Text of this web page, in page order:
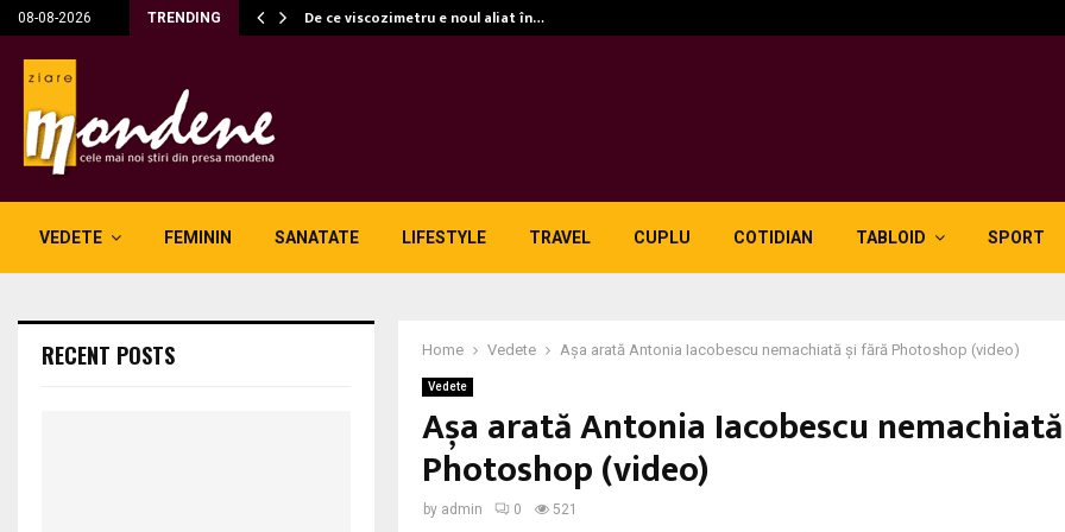
08-08-2026 TRENDING De ce viscozimetru e noul aliat în…
VEDETE FEMININ SANATATE LIFESTYLE TRAVEL CUPLU COTIDIAN TABLOID SPORT
Home Vedete Așa arată Antonia Iacobescu nemachiată și fără Photoshop (video)
Vedete
Așa arată Antonia Iacobescu
Photoshop (video)
by admin 0 521
RECENT POSTS